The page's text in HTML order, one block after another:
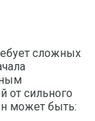
сложных
от сильного
может быть: